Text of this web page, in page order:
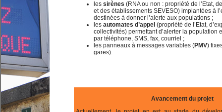
les sirènes (RNA ou non : propriété de l’Etat,
et des établissements SEVESO) implantées à
destinées à donner l’alerte aux populations ;
les automates d’appel (propriété de l’Etat,
collectivités) permettant d’alerter la population
par téléphone, SMS, fax, courriel ;
les panneaux à messages variables (PMV)
gares).
Avancement du projet